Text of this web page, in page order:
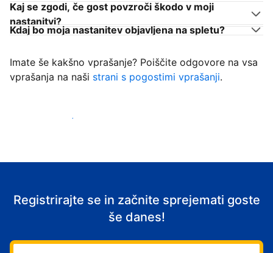
Kaj se zgodi, če gost povzroči škodo v moji
nastanitvi?
Kdaj bo moja nastanitev objavljena na spletu?
Imate še kakšno vprašanje? Poiščite odgovore na vsa
vprašanja na naši strani s pogostimi vprašanji.
Začni sprejemati goste
Registrirajte se in začnite sprejemati goste
še danes!